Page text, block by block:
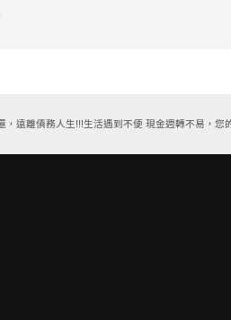
離債務人生!!!生活遇到不便 現金週轉不易，您